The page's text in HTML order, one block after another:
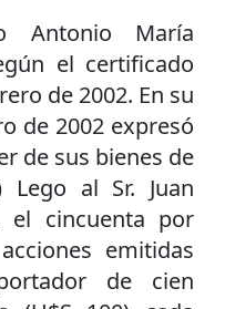
Antonio María
el certificado
de 2002. En su
de 2002 expresó
de sus bienes de
al Sr. Juan
el cincuenta por
emitidas
de cien